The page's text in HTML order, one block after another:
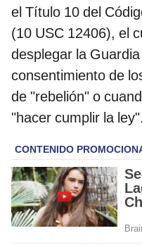
el Título 10 del
(10 USC 12406), el
desplegar la
consentimiento de
de "rebelión" o
"hacer cumplir la ley".